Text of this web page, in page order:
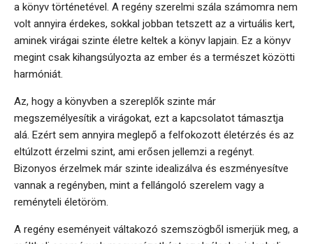
a könyv történetével. A regény szerelmi szála számomra nem
volt annyira érdekes, sokkal jobban tetszett az a virtuális kert,
aminek virágai szinte életre keltek a könyv lapjain. Ez a könyv
megint csak kihangsúlyozta az ember és a természet közötti
harmóniát.
Az, hogy a könyvben a szereplők szinte már
megszemélyesítik a virágokat, ezt a kapcsolatot támasztja
alá. Ezért sem annyira meglepő a felfokozott életérzés és az
eltúlzott érzelmi szint, ami erősen jellemzi a regényt.
Bizonyos érzelmek már szinte idealizálva és eszményesítve
vannak a regényben, mint a fellángoló szerelem vagy a
reményteli életöröm.
A regény eseményeit váltakozó szemszögből ismerjük meg, a